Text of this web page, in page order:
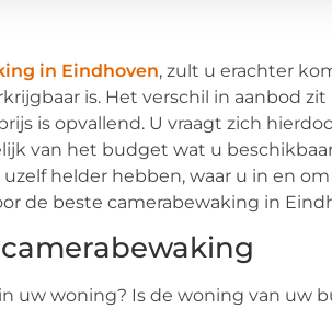
in Eindhoven, zult u erachter
is. Het verschil in aanbod
is opvallend. U vraagt zich
van het budget wat u
helder hebben, waar u in en
de beste camerabewaking in
uw woning? Is de woning van uw